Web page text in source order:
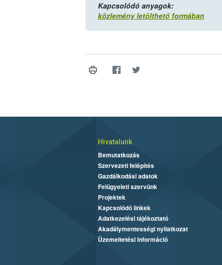
Kapcsolódó anyagok:
közlemény letölthető formában
Hivatalunk
Bemutatkozás
Szervezeti felépítés
Gazdálkodási adatok
Felügyeleti szervünk
Projektek
Kapcsolódó linkek
Adatkezelési tájékoztató
Akadálymentességi nyilatkozat
Üzemeltetési információ